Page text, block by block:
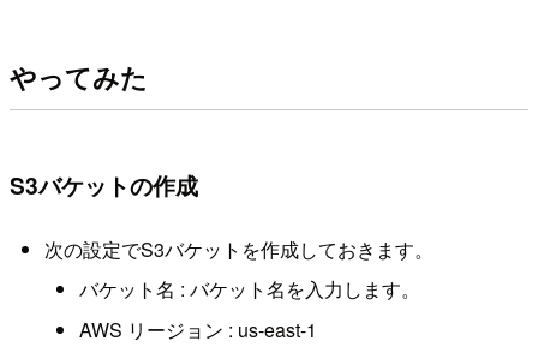
やってみた
S3バケットの作成
次の設定でS3バケットを作成しておきます。
バケット名 : バケット名を入力します。
AWS リージョン : us-east-1